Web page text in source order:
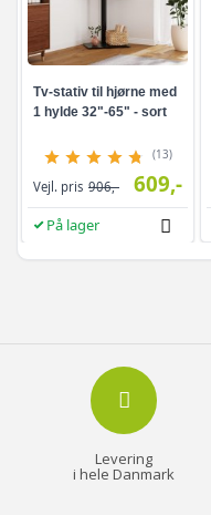
Tv-stativ til hjørne med
1 hylde 32"-65" - sort
(13)
Vejl. pris 906,- 609,-
På lager
Levering
i hele Danmark